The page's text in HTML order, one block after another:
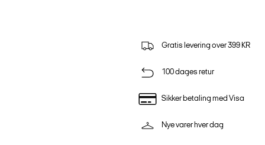
Gratis levering over 399 KR
100 dages retur
Sikker betaling med Visa
Nye varer hver dag